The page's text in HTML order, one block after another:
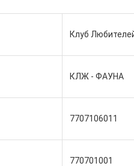
Клуб
КЛЖ - ФАУНА
7707106011
770701001